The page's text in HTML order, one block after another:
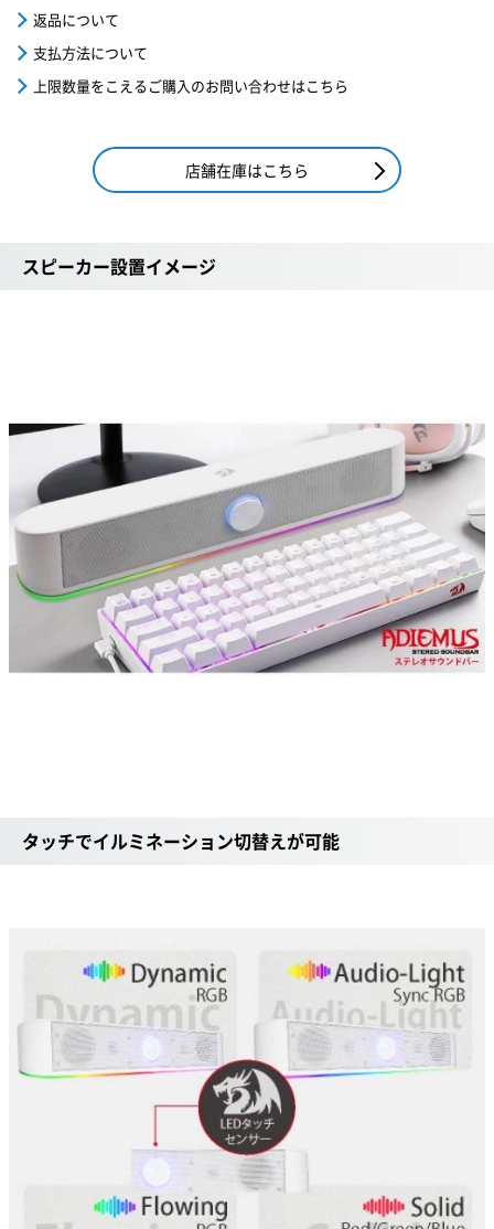
返品について
支払方法について
上限数量をこえるご購入のお問い合わせはこちら
店舗在庫はこちら
スピーカー設置イメージ
タッチでイルミネーション切替えが可能